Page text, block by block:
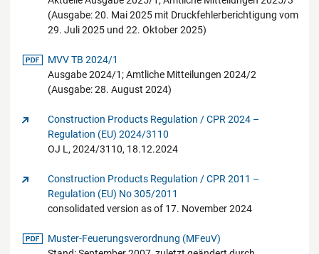
(Ausgabe: 20. Mai 2025 mit Druckfehlerberichtigung vom
29. Juli 2025 und 22. Oktober 2025)
pdf-Datei
MVV TB 2024/1
Ausgabe 2024/1; Amtliche Mitteilungen 2024/2
(Ausgabe: 28. August 2024)
Construction Products Regulation / CPR 2024 –
Regulation (EU) 2024/3110
OJ L, 2024/3110, 18.12.2024
Construction Products Regulation / CPR 2011 –
Regulation (EU) No 305/2011
consolidated version as of 17. November 2024
pdf-Datei
Muster-Feuerungsverordnung (MFeuV)